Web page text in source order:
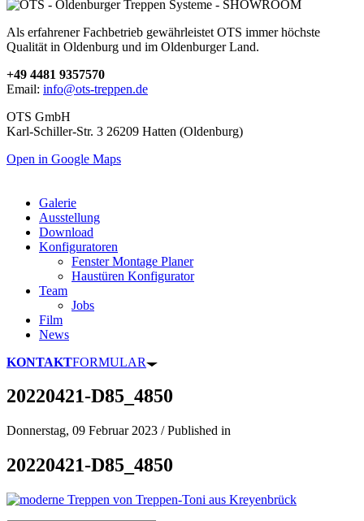
Als erfahrener Fachbetrieb gewährleistet OTS immer höchste
Qualität in Oldenburg und im Oldenburger Land.
+49 4481 9357570
Email: info@ots-treppen.de
OTS GmbH
Karl-Schiller-Str. 3 26209 Hatten (Oldenburg)
Open in Google Maps
Galerie
Ausstellung
Download
Konfiguratoren
Fenster Montage Planer
Haustüren Konfigurator
Team
Jobs
Film
News
KONTAKTFORMULAR
20220421-D85_4850
Donnerstag, 09 Februar 2023 /Published in
20220421-D85_4850